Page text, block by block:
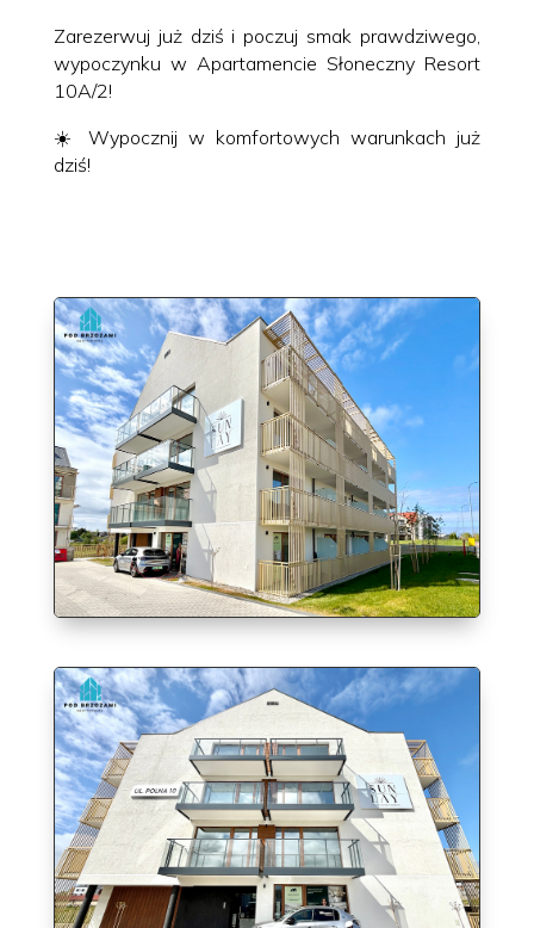
Zarezerwuj już dziś i poczuj smak prawdziwego,
wypoczynku w Apartamencie Słoneczny Resort
10A/2!
☀️ Wypocznij w komfortowych warunkach już
dziś!